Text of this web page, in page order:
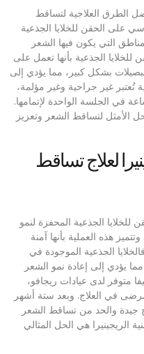
الطرق العلاجية لتساقط
على الحقن للخلايا الجذعية
التي يكون فيها الشعر
الجذعية بأنها تعمل على
بشكل كبير، مما يؤدي إلى
غير جراحية وغير مؤلمة،
في الجلسة الواحدة لإتمامها.
الأمثل لتساقط الشعر وتعزيز
لعلاج تساقط
للخلايا الجذعية المحفزة لنمو
هذه العملية بأنها آمنة
الجذعية الموجودة في
يؤدي إلى إعادة نمو الشعر
متوفر لدى عيادات ريجافو،
في العلاج. وبعد ستة أشهر
جيدة والحد من تساقط الشعر
الريجينيرا هي الحل المثالي